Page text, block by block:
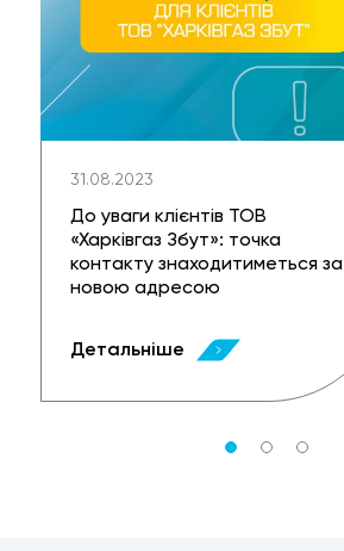
31.08.2023
До уваги клієнтів ТОВ
«Харківгаз Збут»: точка
контакту знаходитиметься за
новою адресою
Детальніше